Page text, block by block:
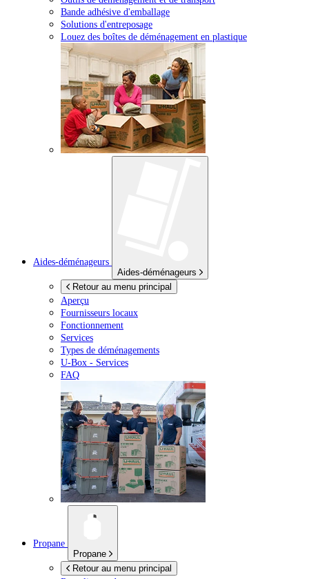
Bande adhésive d'emballage
Solutions d'entreposage
Louez des boîtes de déménagement en plastique
Aides-déménageurs
Aides-déménageurs
Retour au menu principal
Aperçu
Fournisseurs locaux
Fonctionnement
Services
Types de déménagements
U-Box - Services
FAQ
Propane
Propane
Retour au menu principal